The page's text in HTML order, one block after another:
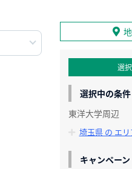
選
選択中の条件
東洋大学周辺
埼玉県 の エ
キャンペーン